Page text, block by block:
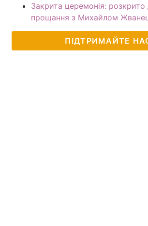
Закрита церемонія: розкрито
прощання з Михайлом
ПІДТРИМАЙТЕ